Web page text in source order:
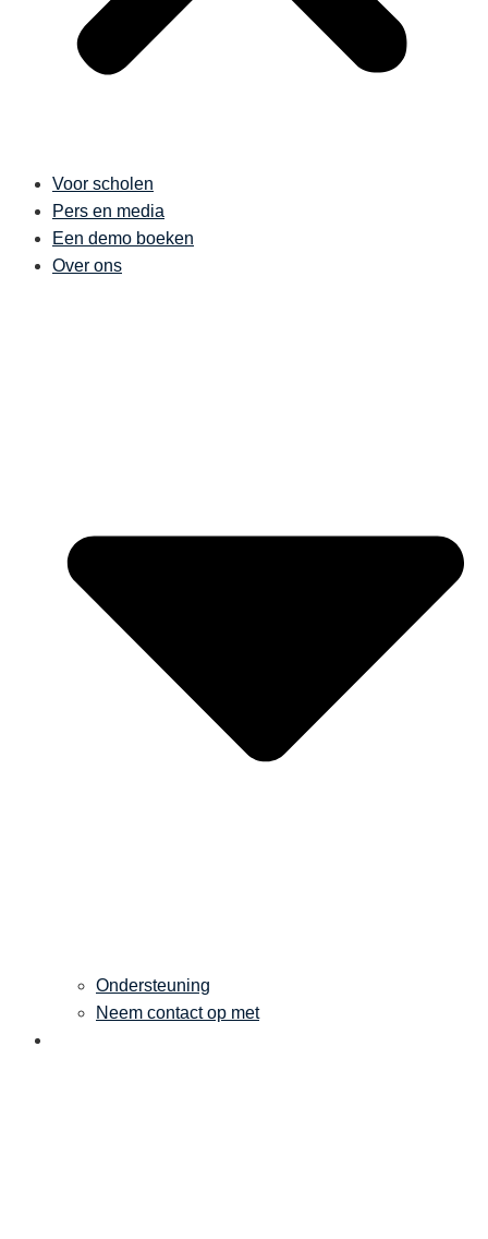
Voor scholen
Pers en media
Een demo boeken
Over ons
Ondersteuning
Neem contact op met